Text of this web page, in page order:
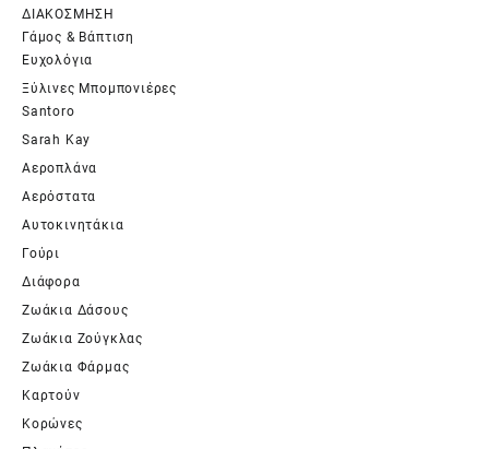
ΔΙΑΚΟΣΜΗΣΗ
Γάμος & Βάπτιση
Ευχολόγια
Ξύλινες Μπομπονιέρες
Santoro
Sarah Kay
Αεροπλάνα
Αερόστατα
Αυτοκινητάκια
Γούρι
Διάφορα
Ζωάκια Δάσους
Ζωάκια Ζούγκλας
Ζωάκια Φάρμας
Καρτούν
Κορώνες